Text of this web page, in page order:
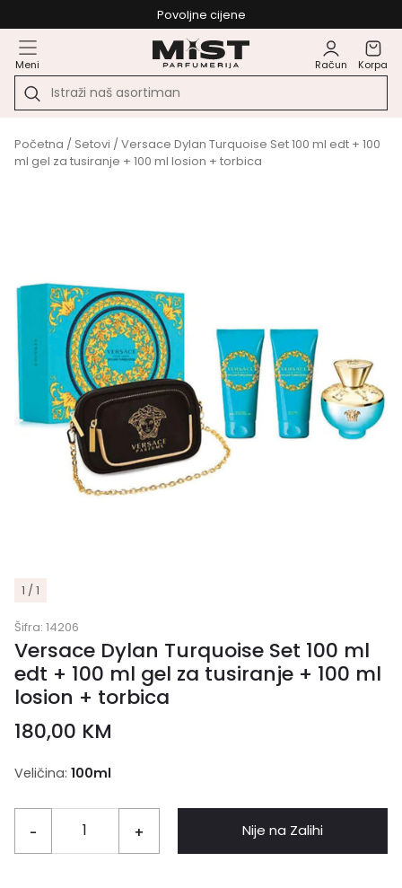
Povoljne cijene
Meni Račun Korpa
Početna / Setovi / Versace Dylan Turquoise Set 100 ml edt + 100
ml gel za tusiranje + 100 ml losion + torbica
1 / 1
Šifra: 14206
Versace Dylan Turquoise Set 100 ml
edt + 100 ml gel za tusiranje + 100 ml
losion + torbica
180,00 KM
Veličina: 100ml
- + Nije na Zalihi